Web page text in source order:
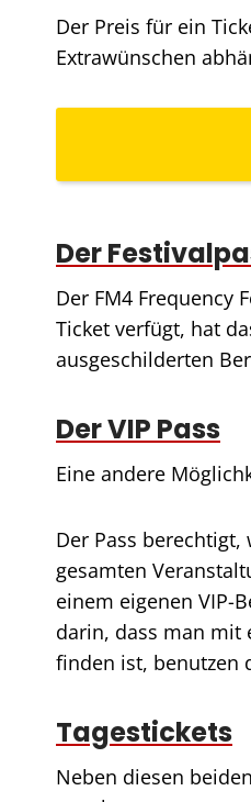
Der Preis für ein
Extrawünschen
Der
Der FM4 Frequency
Ticket verfügt, hat
ausgeschilderten
Der VIP Pass
Eine andere
Der Pass
gesamten
einem eigenen VIP-
darin, dass man mit
finden ist, benutzen
Tagestickets
Neben diesen